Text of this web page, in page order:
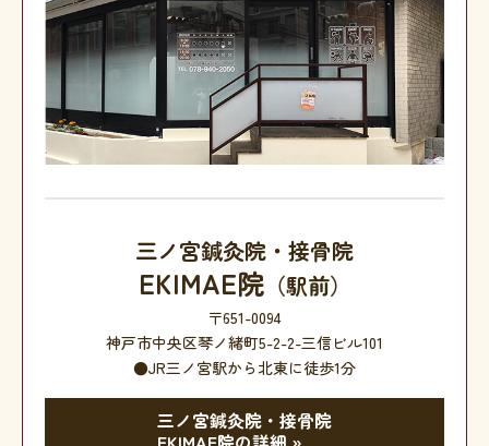
三ノ宮鍼灸院・接骨院
EKIMAE院（駅前）
〒651-0094
神戸市中央区琴ノ緒町5-2-2-三信ビル101
●JR三ノ宮駅から北東に徒歩1分
三ノ宮鍼灸院・接骨院